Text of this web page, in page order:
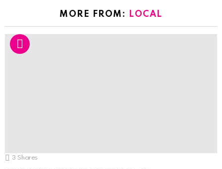
MORE FROM: LOCAL
3 Shares